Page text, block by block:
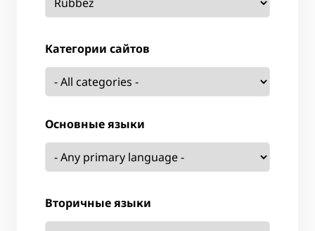
Категории сайтов
Основные языки
Вторичные языки